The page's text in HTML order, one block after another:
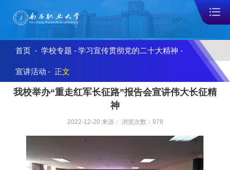
首页 - 学校专题 - 学习宣传贯彻党的二十大精神 -
宣讲活动 - 正文
我校举办“重走红军长征路”报告会宣讲伟大长征精
神
2022-12-20 来源： 浏览次数： 978